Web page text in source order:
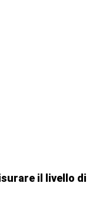
il livello di